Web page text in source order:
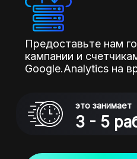
Предоставьте нам
кампании и
Google.Analytics на
это занимает
3 - 5